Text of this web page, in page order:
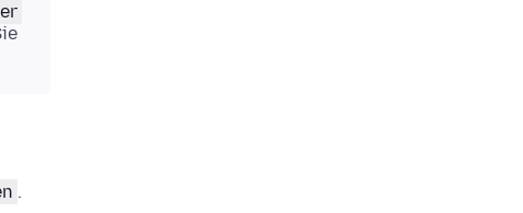
.